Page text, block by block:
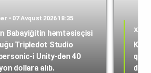
• 07 Avqust 2026 18:35
Babayiğitin həmtəsisçisi
Tripledot Studio
i Unity-dən 40
dollara alıb.
dən